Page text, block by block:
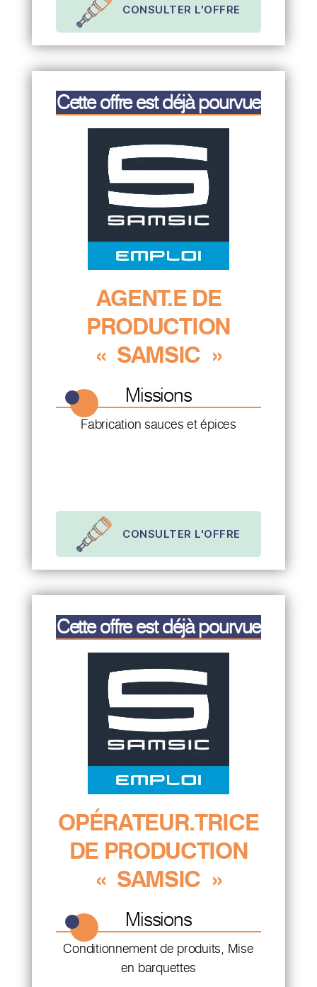
CONSULTER L'OFFRE
Cette offre est déjà pourvue
AGENT.E DE
PRODUCTION
« SAMSIC »
Missions
Fabrication sauces et épices
CONSULTER L'OFFRE
Cette offre est déjà pourvue
OPÉRATEUR.TRICE
DE PRODUCTION
« SAMSIC »
Missions
Conditionnement de produits, Mise
en barquettes